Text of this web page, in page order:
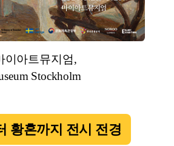
이아트뮤지엄,
Stockholm
황혼까지 전시 전경